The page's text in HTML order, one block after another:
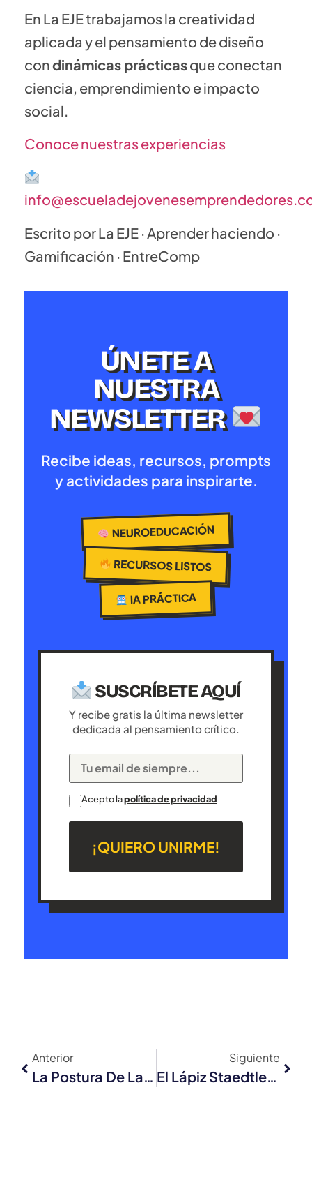
En La EJE trabajamos la creatividad
aplicada y el pensamiento de diseño
condinámicas prácticasque conectan
ciencia, emprendimiento e impacto
social.
Conoce nuestras experiencias
Escrito por La EJE · Aprender haciendo ·
Gamificación · EntreComp
ÚNETE A
NUESTRA
NEWSLETTER
Recibe ideas, recursos, prompts
y actividades para inspirarte.
NEUROEDUCACIÓN
RECURSOS LISTOS
IA PRÁCTICA
SUSCRÍBETE AQUÍ
Y recibe gratis la última newsletter
dedicada al pensamiento crítico.
Acepto lapolítica de privacidad
¡QUIERO UNIRME!
Anterior
La Postura De La Mujer Maravilla: Un Truco Sencillo Para Ganar Confianza Y Motivación
Siguiente
El Lápiz Staedtler Noris: Un Clásico Que Nunca Pasa De Moda